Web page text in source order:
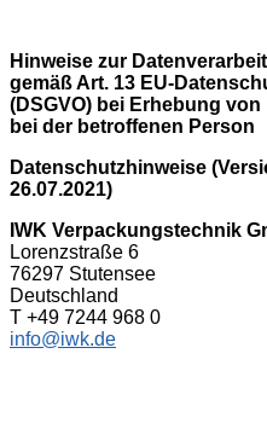
Hinweise zur
gemäß Art. 13 EU-
(DSGVO) bei Erhebung
bei der betroffenen Person
Datenschutzhinweise
26.07.2021)
IWK Verpackungstechnik
Lorenzstraße 6
76297 Stutensee
Deutschland
T +49 7244 968 0
info@iwk.de